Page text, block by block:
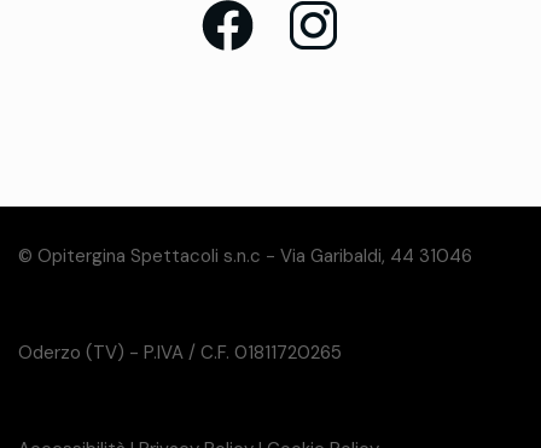
© Opitergina Spettacoli s.n.c - Via Garibaldi, 44 31046
Oderzo (TV) - P.IVA / C.F. 01811720265